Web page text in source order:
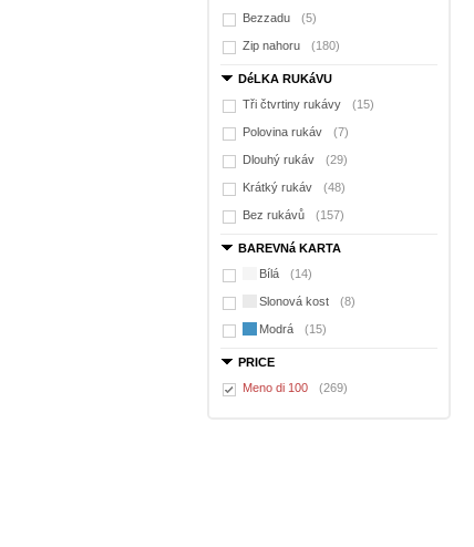
Bezzadu (5)
Zip nahoru (180)
DéLKA RUKáVU
Tři čtvrtiny rukávy
(15)
Polovina rukáv (7)
Dlouhý rukáv (29)
Krátký rukáv (48)
Bez rukávů (157)
BAREVNá KARTA
Bílá
(14)
Slonová kost (8)
Modrá (15)
PRICE
Meno di 100
(269)